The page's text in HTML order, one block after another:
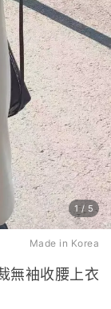
1/ 5
Made in Korea
無袖收腰上衣